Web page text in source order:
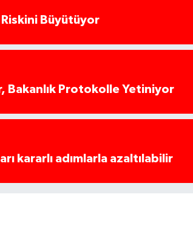
Riskini Büyütüyor
Bakanlık Protokolle Yetiniyor
kararlı adımlarla azaltılabilir